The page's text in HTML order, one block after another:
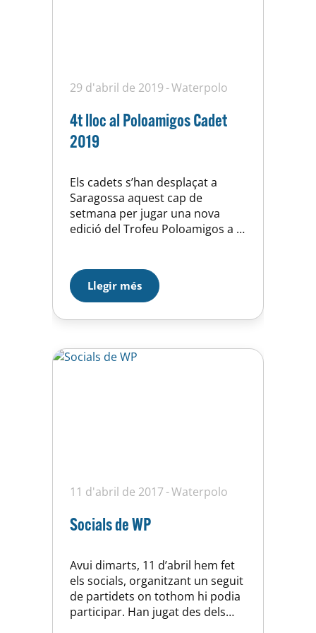
29 d'abril de 2019 Waterpolo
4t lloc al Poloamigos Cadet
2019
Els cadets s’han desplaçat a
Saragossa aquest cap de
setmana per jugar una nova
edició del Trofeu Poloamigos a la
guanyant els tres partits
disputats pero després hem
caigut davant el CN Helios i
contra el CN Sant Adrià als
Llegir més
11 d'abril de 2017 Waterpolo
Socials de WP
Avui dimarts, 11 d’abril hem fet
els socials, organitzant un seguit
de partidets on tothom hi podia
participar. Han jugat des dels